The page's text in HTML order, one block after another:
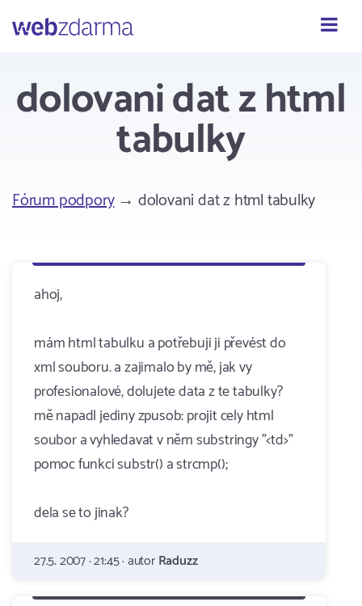
Webzdarma
dolovani dat z html
tabulky
Fórum podpory→ dolovani dat z html tabulky
ahoj,
mám html tabulku a potřebuji ji převést do
xml souboru. a zajimalo by mě, jak vy
profesionalové, dolujete data z te tabulky?
mě napadl jediny zpusob: projit cely html
soubor a vyhledavat v něm substringy "<td>"
pomoc funkci substr() a strcmp();
dela se to jinak?
27.5. 2007 · 21:45 · autorRaduzz